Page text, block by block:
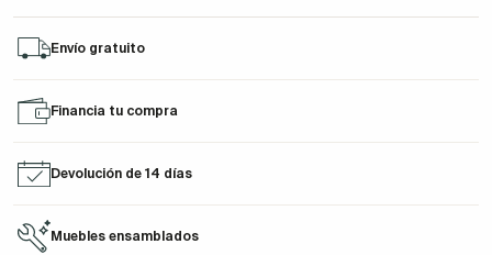
Envío gratuito
Financia tu compra
Devolución de 14 días
Muebles ensamblados